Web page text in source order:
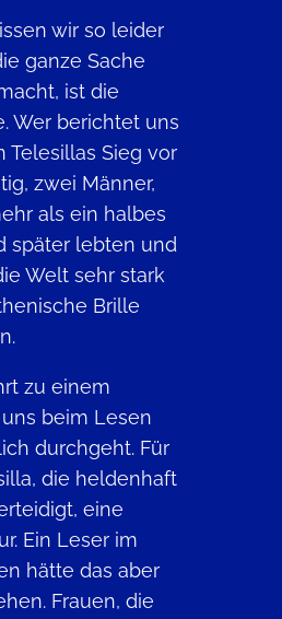
wir so leider
ganze Sache
ist die
Wer berichtet uns
Telesillas Sieg vor
zwei Männer,
als ein halbes
später lebten und
Welt sehr stark
Brille
zu einem
beim Lesen
durchgeht. Für
die heldenhaft
eine
Ein Leser im
hätte das aber
Frauen, die